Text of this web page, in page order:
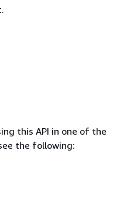
this API in one of the
the following: